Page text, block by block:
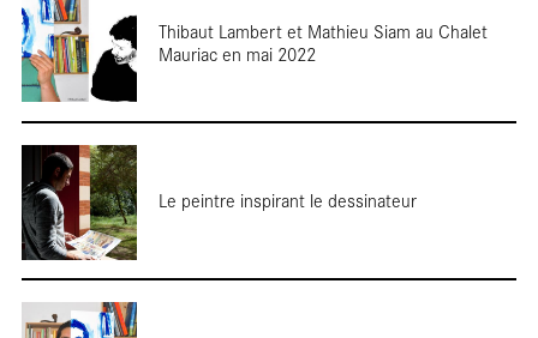
Thibaut Lambert et Mathieu Siam au Chalet
Mauriac en mai 2022
Le peintre inspirant le dessinateur